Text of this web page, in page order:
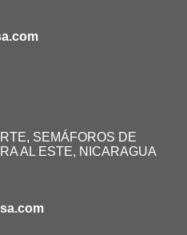
SEMÁFOROS DE
AL ESTE, NICARAGUA